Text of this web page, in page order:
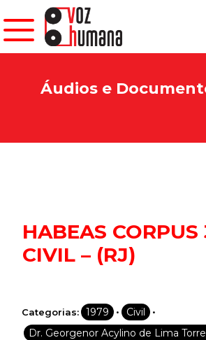
Áudios e
HABEAS CORPUS
CIVIL – (RJ)
Categorias: 1979 • Civil •
Dr. Georgenor Acylino de Lima